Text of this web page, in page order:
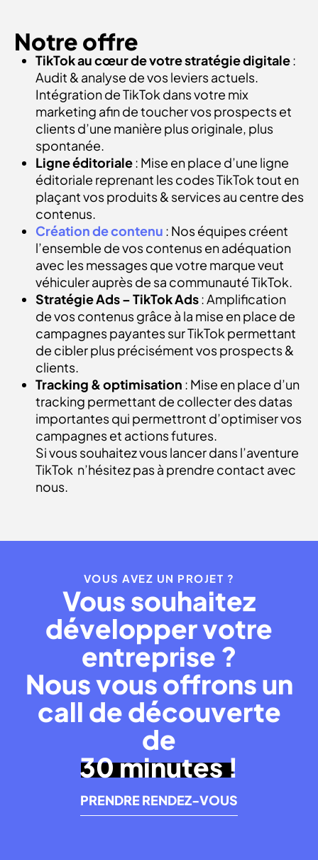
Notre offre
TikTok au cœur de votre stratégie digitale:
Audit & analyse de vos leviers actuels.
Intégration de TikTok dans votre mix
marketing afin de toucher vos prospects et
clients d’une manière plus originale, plus
spontanée.
Ligne éditoriale: Mise en place d’une ligne
éditoriale reprenant les codes TikTok tout en
plaçant vos produits & services au centre des
contenus.
Création de contenu : Nos équipes créent
l’ensemble de vos contenus en adéquation
avec les messages que votre marque veut
véhiculer auprès de sa communauté TikTok.
Stratégie Ads – TikTok Ads: Amplification
de vos contenus grâce à la mise en place de
campagnes payantes sur TikTok permettant
de cibler plus précisément vos prospects &
clients.
Tracking & optimisation : Mise en place d’un
tracking permettant de collecter des datas
importantes qui permettront d’optimiser vos
campagnes et actions futures.
Si vous souhaitez vous lancer dans l’aventure
TikTok n’hésitez pas à prendre contact avec
nous.
VOUS AVEZ UN PROJET ?
Vous souhaitez
développer votre
entreprise ?
Nous vous offrons un
call de découverte
de
30 minutes !
PRENDRE RENDEZ-VOUS